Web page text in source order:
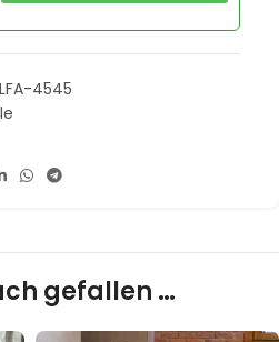
4545
gefallen …